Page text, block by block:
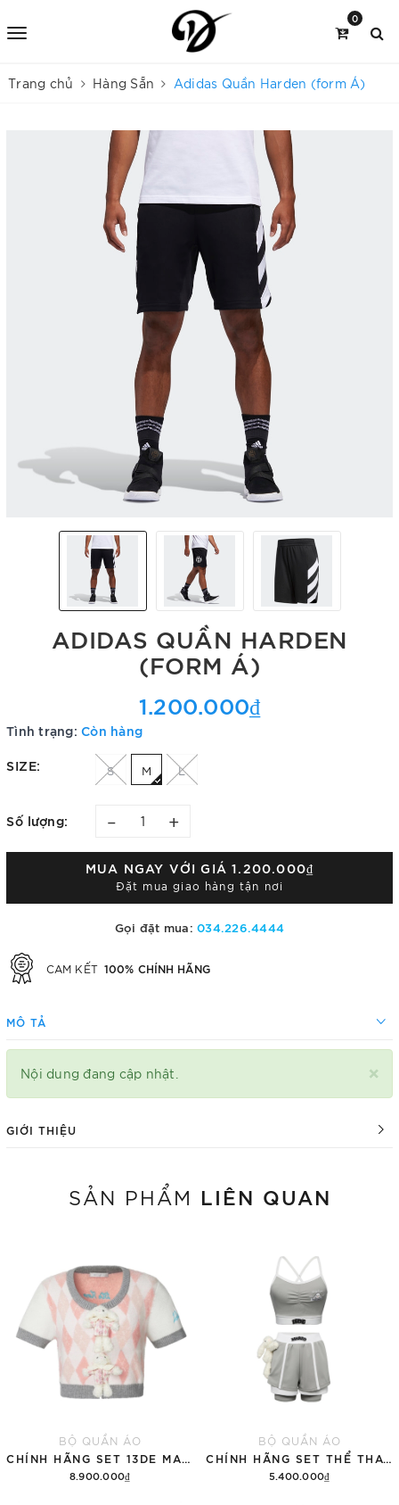
0
Trang chủ Hàng Sẵn Adidas Quần Harden (form Á)
ADIDAS QUẦN HARDEN
(FORM Á)
1.200.000₫
Tình trạng: Còn hàng
SIZE: S M L
Số lượng: – +
MUA NGAY VỚI GIÁ1.200.000₫
Đặt mua giao hàng tận nơi
Gọi đặt mua:034.226.4444
CAM KẾT 100% CHÍNH HÃNG
MÔ TẢ
×
Nội dung đang cập nhật.
GIỚI THIỆU
SẢN PHẨM LIÊN QUAN
BỘ QUẦN ÁO
8.900.000₫
BỘ QUẦN ÁO
5.400.000₫